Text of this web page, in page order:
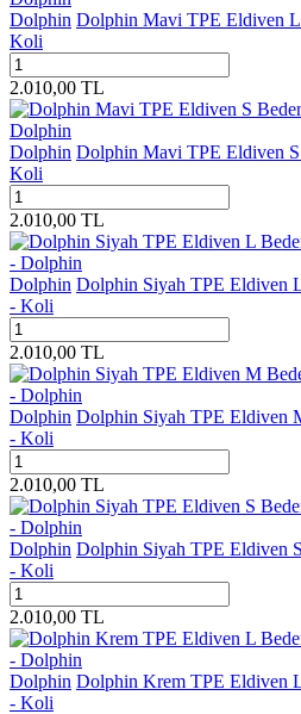
Dolphin Dolphin Mavi TPE Eldiven
Koli
2.010,00 TL
Dolphin Dolphin Mavi TPE Eldiven
Koli
2.010,00 TL
Dolphin Dolphin Siyah TPE Eldiven
- Koli
2.010,00 TL
Dolphin Dolphin Siyah TPE Eldiven
- Koli
2.010,00 TL
Dolphin Dolphin Siyah TPE Eldiven
- Koli
2.010,00 TL
Dolphin Dolphin Krem TPE Eldiven
- Koli